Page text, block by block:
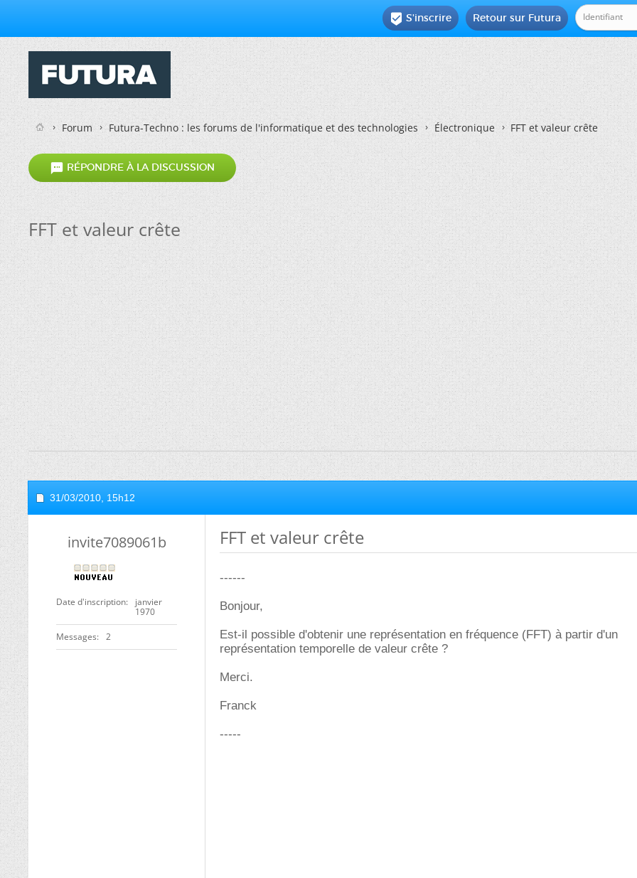
Retour sur Futura
 S'inscrire
Forum Futura-Techno : les forums de l'informatique et des technologies Électronique FFT et valeur crête
 RÉPONDRE À LA DISCUSSION
FFT et valeur crête
31/03/2010, 15h12
invite7089061b
Date d'inscription
janvier
1970
Messages 2
FFT et valeur crête
------
Bonjour,
Est-il possible d'obtenir une représentation en fréquence (FFT) à partir d'un
représentation temporelle de valeur crête ?
Merci.
Franck
-----